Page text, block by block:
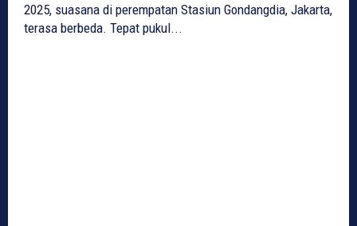
2025, suasana di perempatan Stasiun Gondangdia, Jakarta,
terasa berbeda. Tepat pukul...